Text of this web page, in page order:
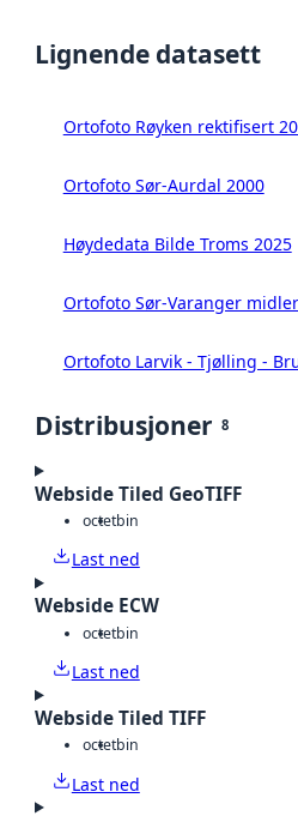
Lignende datasett
Ortofoto Røyken rektifisert
Ortofoto Sør-Aurdal 2000
Høydedata Bilde Troms 2025
Ortofoto Sør-Varanger
Ortofoto Larvik - Tjølling -
Distribusjoner 8
Webside Tiled GeoTIFF
octetbin
Last ned
Webside ECW
octetbin
Last ned
Webside Tiled TIFF
octetbin
Last ned